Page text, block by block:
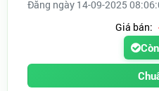
Đăng ngày 14-09-2025
Giá bán: